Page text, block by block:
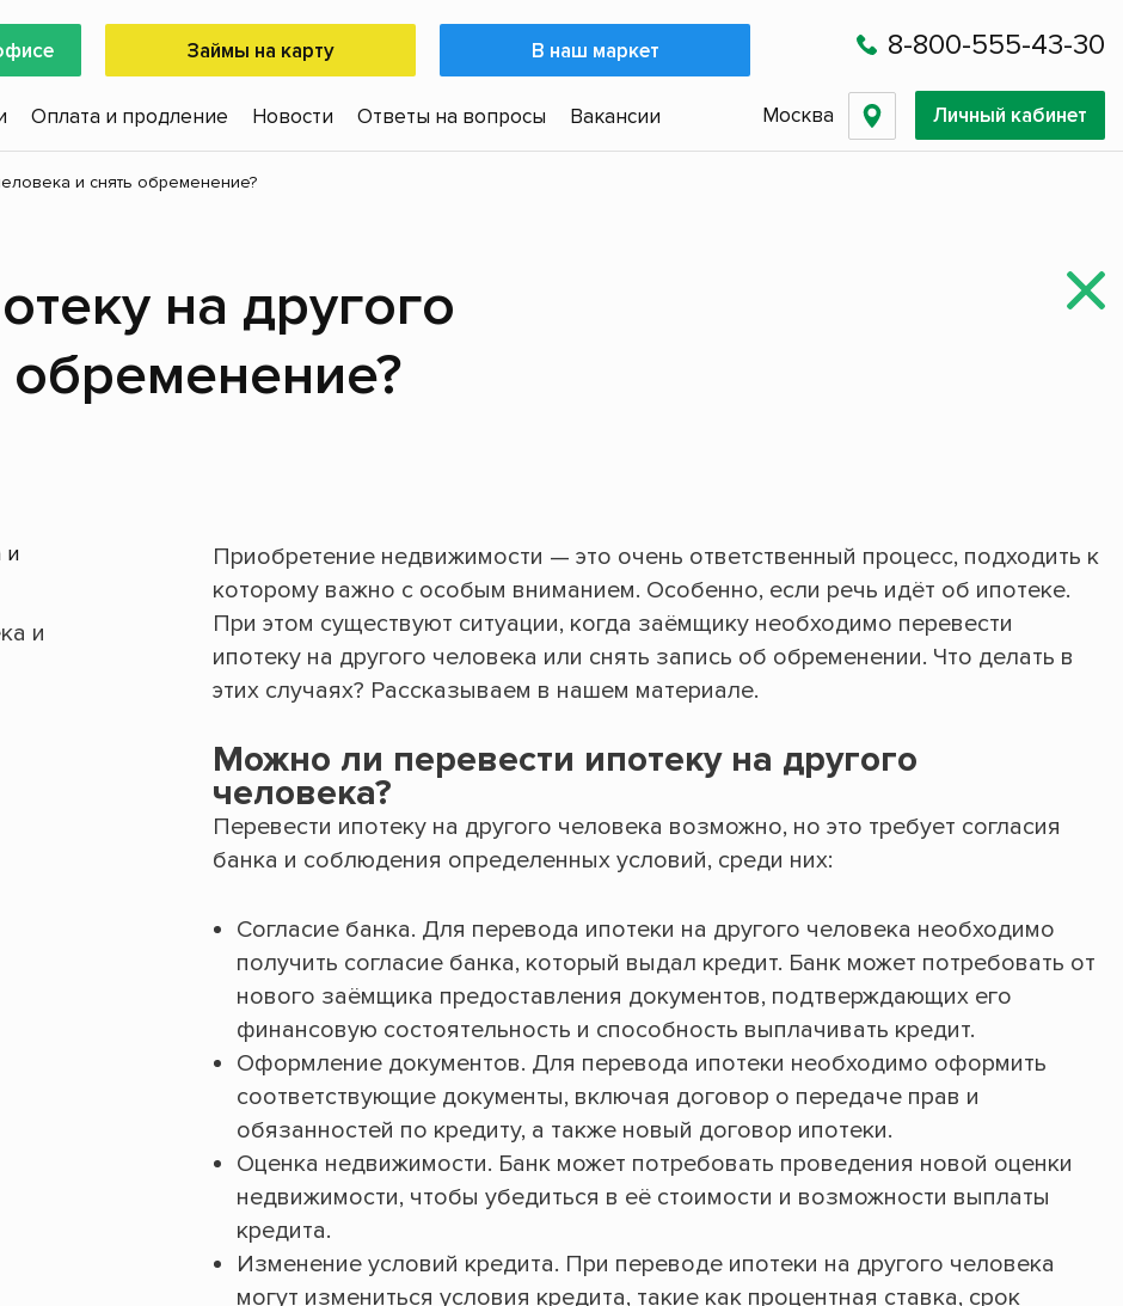
Займы на карту В наш маркет 8-800-555-43-30
Оплата и продление Новости Ответы на вопросы Вакансии Москва Личный кабинет
и снять обременение?
на другого
обременение?
и
Приобретение недвижимости — это очень ответственный процесс, подходить к
которому важно с особым вниманием. Особенно, если речь идёт об ипотеке.
При этом существуют ситуации, когда заёмщику необходимо перевести
ипотеку на другого человека или снять запись об обременении. Что делать в
этих случаях? Рассказываем в нашем материале.
Можно ли перевести ипотеку на другого
человека?
Перевести ипотеку на другого человека возможно, но это требует согласия
банка и соблюдения определенных условий, среди них:
Согласие банка. Для перевода ипотеки на другого человека необходимо
получить согласие банка, который выдал кредит. Банк может потребовать от
нового заёмщика предоставления документов, подтверждающих его
финансовую состоятельность и способность выплачивать кредит.
Оформление документов. Для перевода ипотеки необходимо оформить
соответствующие документы, включая договор о передаче прав и
обязанностей по кредиту, а также новый договор ипотеки.
Оценка недвижимости. Банк может потребовать проведения новой оценки
недвижимости, чтобы убедиться в её стоимости и возможности выплаты
кредита.
Изменение условий кредита. При переводе ипотеки на другого человека
могут измениться условия кредита, такие как процентная ставка, срок